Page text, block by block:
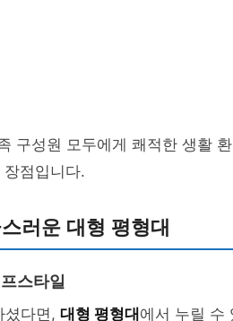
구성원 모두에게 쾌적한 생활
장점입니다.
러운 대형 평형대
스타일
셨다면, 대형 평형대 에서 누릴 수